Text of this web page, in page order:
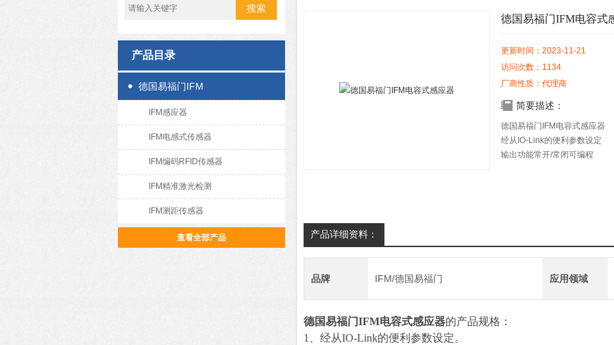
产品目录
德国易福门IFM
IFM感应器
IFM电感式传感器
IFM编码RFID传感器
IFM精准激光检测
IFM测距传感器
查看全部产品
德国易福门IFM电容式
更新时间：2023-11-21
访问次数：1134
厂商性质：代理商
简要描述：
德国易福门IFM电容式感应器
经从IO-Link的便利参数设定
输出功能常开/常闭可编程
产品详细资料：
品牌 IFM/德国易福门 应用领域
德国易福门IFM电容式感应器的产品规格：
1、经从IO-Link的便利参数设定。